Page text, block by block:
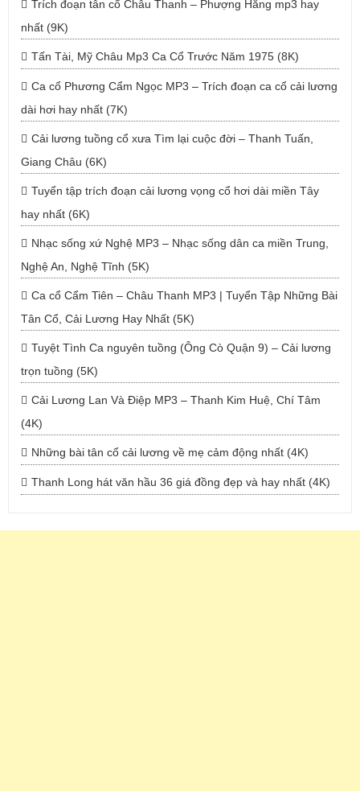
Trích đoạn tân cổ Châu Thanh – Phượng Hằng mp3 hay
nhất (9K)
Tấn Tài, Mỹ Châu Mp3 Ca Cổ Trước Năm 1975 (8K)
Ca cổ Phương Cẩm Ngọc MP3 – Trích đoạn ca cổ cải lương
dài hơi hay nhất (7K)
Cải lương tuồng cổ xưa Tìm lại cuộc đời – Thanh Tuấn,
Giang Châu (6K)
Tuyển tập trích đoạn cải lương vọng cổ hơi dài miền Tây
hay nhất (6K)
Nhạc sống xứ Nghệ MP3 – Nhạc sống dân ca miền Trung,
Nghệ An, Nghệ Tĩnh (5K)
Ca cổ Cẩm Tiên – Châu Thanh MP3 | Tuyển Tập Những Bài
Tân Cổ, Cải Lương Hay Nhất (5K)
Tuyệt Tình Ca nguyên tuồng (Ông Cò Quận 9) – Cải lương
trọn tuồng (5K)
Cải Lương Lan Và Điệp MP3 – Thanh Kim Huệ, Chí Tâm
(4K)
Những bài tân cổ cải lương về mẹ cảm động nhất (4K)
Thanh Long hát văn hầu 36 giá đồng đẹp và hay nhất (4K)